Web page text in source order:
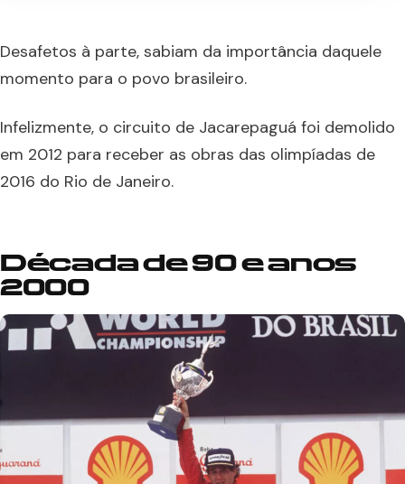
Desafetos à parte, sabiam da importância daquele
momento para o povo brasileiro.
Infelizmente, o circuito de Jacarepaguá foi demolido
em 2012 para receber as obras das olimpíadas de
2016 do Rio de Janeiro.
Década de 90 e anos
2000